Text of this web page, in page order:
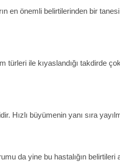
en önemli belirtilerinden bir
ile kıyaslandığı takdirde
büyümenin yanı sıra
da yine bu hastalığın belirtileri